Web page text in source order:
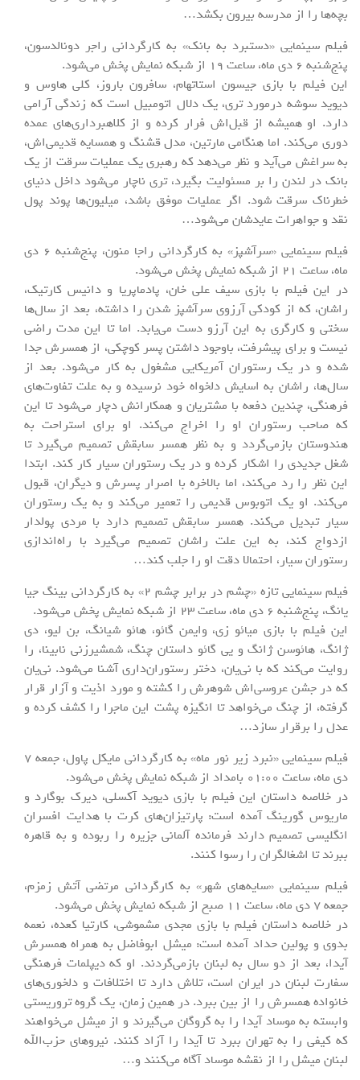
بچه‌ها را از مدرسه بیرون بکشد…
فیلم سینمایی «دستبرد به بانک» به کارگردانی راجر دونالدسون،
پنج‌شنبه 6 دی ماه، ساعت 19 از شبکه نمایش پخش می‌شود.
این فیلم با بازی جیسون استاتهام، سافرون باروز، کلی هاوس و
دیوید سوشه درمورد تری، یک دلال اتومبیل است که زندگی آرامی
دارد. او همیشه از قبل‌اش فرار کرده و از کلاهبرداری‌های عمده
دوری می‌کند. اما هنگامی مارتین، مدل قشنگ و همسایه قدیمی‌اش،
به سراغش می‌آید و نظر می‌دهد که رهبری یک عملیات سرقت از یک
بانک در لندن را بر مسئولیت بگیرد، تری ناچار می‌شود داخل دنیای
خطرناک سرقت شود. اگر عملیات موفق باشد، میلیون‌ها پوند پول
نقد و جواهرات عایدشان می‌شود…
فیلم سینمایی «سرآشپز» به کارگردانی راجا منون، پنج‌شنبه 6 دی
ماه، ساعت 21 از شبکه نمایش پخش می‌شود.
در این فیلم با بازی سیف علی خان، پادماپریا و دانیس کارتیک،
راشان، که از کودکی آرزوی سرآشپز شدن را داشته، بعد از سال‌ها
سختی و کارگری به این آرزو دست می‌یابد. اما تا این مدت راضی
نیست و برای پیشرفت، باوجود داشتن پسر کوچکی، از همسرش جدا
شده و در یک رستوران آمریکایی مشغول به کار می‌شود. بعد از
سال‌ها، راشان به اسایش دلخواه خود نرسیده و به علت تفاوت‌های
فرهنگی، چندین دفعه با مشتریان و همکارانش دچار می‌شود تا این
که صاحب رستوران او را اخراج می‌کند. او برای استراحت به
هندوستان بازمی‌گردد و به نظر همسر سابقش تصمیم می‌گیرد تا
شغل جدیدی را اشکار کرده و در یک رستوران سیار کار کند. ابتدا
این نظر را رد می‌کند، اما بالاخره با اصرار پسرش و دیگران، قبول
می‌کند. او یک اتوبوس قدیمی را تعمیر می‌کند و به یک رستوران
سیار تبدیل می‌کند. همسر سابقش تصمیم دارد با مردی پولدار
ازدواج کند، به این علت راشان تصمیم می‌گیرد با راه‌اندازی
رستوران سیار، احتمالا دقت او را جلب کند…
فیلم سینمایی تازه «چشم در برابر چشم 2» به کارگردانی بینگ جیا
یانگ، پنج‌شنبه 6 دی ماه، ساعت 23 از شبکه نمایش پخش می‌شود.
این فیلم با بازی میائو زی، وایمن گائو، هائو شیانگ، بن لیو، دی
ژانگ، هائوسن ژانگ و یی گائو داستان چنگ، شمشیرزنی نابینا، را
روایت می‌کند که با نی‌یان، دختر رستوران‌داری آشنا می‌شود. نی‌یان
که در جشن عروسی‌اش شوهرش را کشته و مورد اذیت و آزار قرار
گرفته، از چنگ می‌خواهد تا انگیزه پشت این ماجرا را کشف کرده و
عدل را برقرار سازد…
فیلم سینمایی «نبرد زیر نور ماه» به کارگردانی مایکل پاول، جمعه 7
دی ماه، ساعت 01:00 بامداد از شبکه نمایش پخش می‌شود.
در خلاصه داستان این فیلم با بازی دیوید آکسلی، دیرک بوگارد و
ماریوس گورینگ آمده است: پارتیزان‌های کرت با هدایت افسران
انگلیسی تصمیم دارند فرمانده آلمانی جزیره را ربوده و به قاهره
ببرند تا اشغالگران را رسوا کنند.
فیلم سینمایی «سایه‌های شهر» به کارگردانی مرتضی آتش زمزم،
جمعه 7 دی ماه، ساعت 11 صبح از شبکه نمایش پخش می‌شود.
در خلاصه داستان فیلم با بازی مجدی مشموشی، کارتیا کعده، نعمه
بدوی و پولین حداد آمده است: میشل ابوفاضل به همراه همسرش
آیدا، بعد از دو سال به لبنان بازمی‌گردند. او که دیپلمات فرهنگی
سفارت لبنان در ایران است، تلاش دارد تا اختلافات و دلخوری‌های
خانواده همسرش را از بین ببرد. در همین زمان، یک گروه تروریستی
وابسته به موساد آیدا را به گروگان می‌گیرند و از میشل می‌خواهند
که کیفی را به تهران ببرد تا آیدا را آزاد کنند. نیروهای حزب‌الله
لبنان میشل را از نقشه موساد آگاه می‌کنند و…